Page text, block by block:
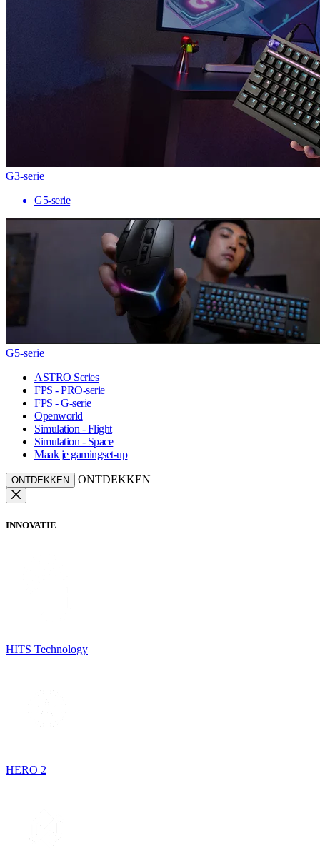
G3-serie
G5-serie
G5-serie
ASTRO Series
FPS - PRO-serie
FPS - G-serie
Openworld
Simulation - Flight
Simulation - Space
Maak je gamingset-up
ONTDEKKEN ONTDEKKEN
INNOVATIE
HITS Technology
HERO 2